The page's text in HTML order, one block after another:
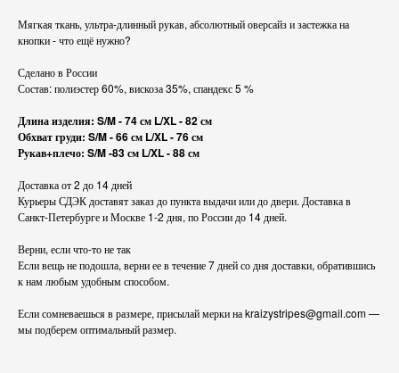
Мягкая ткань, ультра-длинный рукав, абсолютный оверсайз и застежка на
кнопки - что ещё нужно?
Сделано в России
Состав:полиэстер 60%, вискоза 35%, спандекс 5 %
Длина изделия: S/M - 74 см L/XL - 82 см
Обхват груди: S/M - 66 см L/XL - 76 см
Рукав+плечо: S/M -83 см L/XL - 88 см
Доставка от 2 до 14 дней
Курьеры СДЭК доставят заказ до пункта выдачи или до двери. Доставка в
Санкт-Петербурге и Москве 1-2 дня, по России до 14 дней.
Верни, если что-то не так
Если вещь не подошла, верни ее в течение 7 дней со дня доставки, обратившись
к нам любым удобным способом.
Если сомневаешься в размере, присылай мерки на kraizystripes@gmail.com —
мы подберем оптимальный размер.
Telegram
Sale
New
Свитеры
Худи
Футболки
Аксессуары
Оплата
Обмен и возврат
Оставайся в курсе последних новостей
Публичная оферта